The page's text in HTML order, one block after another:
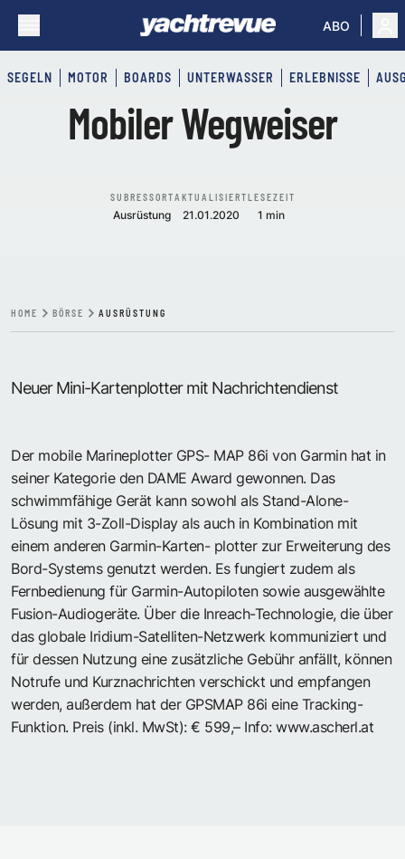
ABO
SEGELN MOTOR BOARDS UNTERWASSER ERLEBNISSE
Mobiler Wegweiser
SUBRESSORT
Ausrüstung
AKTUALISIERT
21.01.2020
LESEZEIT
1 min
HOME BÖRSE AUSRÜSTUNG
Neuer Mini-Kartenplotter mit Nachrichtendienst
Der mobile Marineplotter GPS- MAP 86i von Garmin hat in
seiner Kategorie den DAME Award gewonnen. Das
schwimmfähige Gerät kann sowohl als Stand-Alone-
Lösung mit 3-Zoll-Display als auch in Kombination mit
einem anderen Garmin-Karten- plotter zur Erweiterung des
Bord-Systems genutzt werden. Es fungiert zudem als
Fernbedienung für Garmin-Autopiloten sowie ausgewählte
Fusion-Audiogeräte. Über die Inreach-Technologie, die über
das globale Iridium-Satelliten-Netzwerk kommuniziert und
für dessen Nutzung eine zusätzliche Gebühr anfällt, können
Notrufe und Kurznachrichten verschickt und empfangen
werden, außerdem hat der GPSMAP 86i eine Tracking-
Funktion. Preis (inkl. MwSt): € 599,– Info: www.ascherl.at